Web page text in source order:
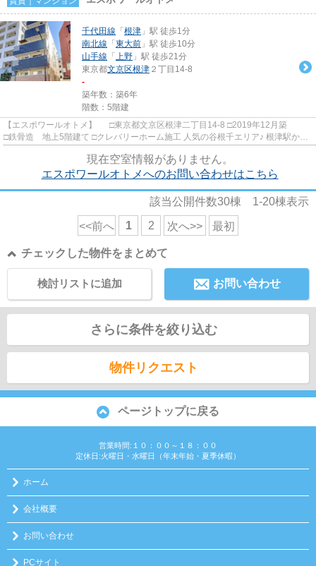
千代田線 「 根津 」駅 徒歩1分
南北線 「 東大前 」駅 徒歩10分
山手線 「 上野 」駅 徒歩21分
東京都文京区根津 ２丁目14-8
-
築年数：築6年
階数：5階建
【エスポワールオトメ】 □東京都文京区根津二丁目14-8 □2019年12月築
□鉄骨造 地上5階建て □クレバリーホーム施工 人気の谷根千エリア♪ 根津駅から
現在空室情報がありません。
エスポワールオトメへのお問い合わせはこちら
該当公開件数30棟 1-20棟表示
<<前へ 1 2 次へ>> 最初
チェックした物件をまとめて
お問い合わせ
検討リストに追加
さらに条件を絞り込む
物件リクエスト
ページトップに戻る
営業時間:１０：００～１８：００
定休日:火曜日・水曜日（年末年始・夏季休暇）
ホーム
会社概要
お問い合わせ
PCサイト